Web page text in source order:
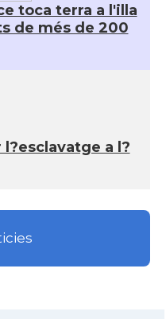
toca terra a l'illa
de més de 200
a l?